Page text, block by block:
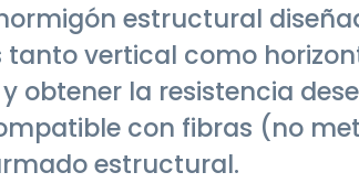
estructural
vertical como
obtener la resistencia
con fibras (no
estructural.